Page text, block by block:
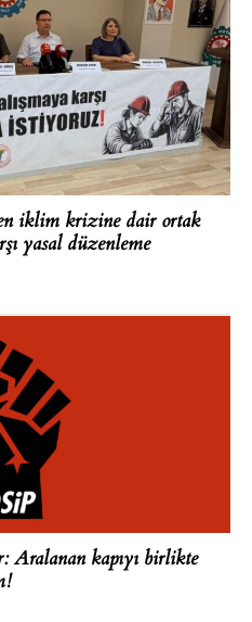
iklim krizine dair ortak
yasal düzenleme
Aralanan kapıyı birlikte